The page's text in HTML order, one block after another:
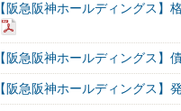
【阪急阪神ホールディングス
【阪急阪神ホールディングス】
【阪急阪神ホールディングス】